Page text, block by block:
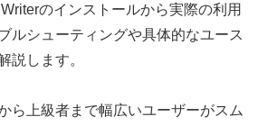
のインストールから実際の利用
ルシューティングや具体的なユース
説します。
ら上級者まで幅広いユーザーがスム